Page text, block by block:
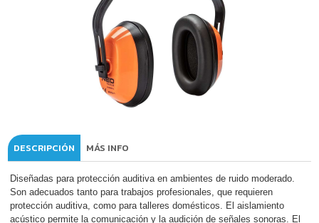
DESCRIPCIÓN MÁS INFO
Diseñadas para protección auditiva en ambientes de ruido moderado.
Son adecuados tanto para trabajos profesionales, que requieren
protección auditiva, como para talleres domésticos. El aislamiento
acústico permite la comunicación y la audición de señales sonoras. El